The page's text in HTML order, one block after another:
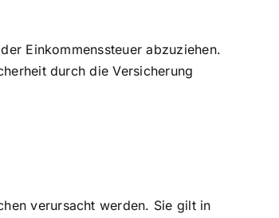
Einkommenssteuer abzuziehen.
durch die Versicherung
verursacht werden. Sie gilt in